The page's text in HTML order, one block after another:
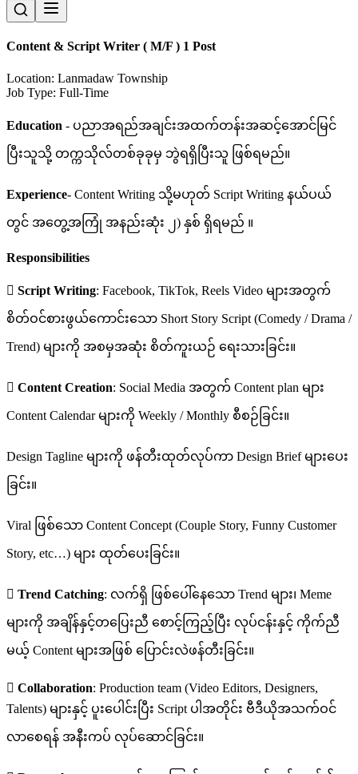
Content & Script Writer ( M/F ) 1 Post
Location: Lanmadaw Township
Job Type: Full-Time
Education - ပညာအရည်အချင်းအထက်တန်းအဆင့်အောင်မြင်
ပြီးသူသို့ တက္ကသိုလ်တစ်ခုခုမှ ဘွဲရရှိပြီးသူ ဖြစ်ရမည်။
Experience- Content Writing သို့မဟုတ် Script Writing နယ်ပယ်
တွင် အတွေ့အကြုံ အနည်းဆုံး ၂) နှစ် ရှိရမည် ။
Responsibilities
 Script Writing: Facebook, TikTok, Reels Video များအတွက်
စိတ်ဝင်စားဖွယ်ကောင်းသော Short Story Script (Comedy / Drama /
Trend) များကို အစမှအဆုံး စိတ်ကူးယဉ် ရေးသားခြင်း။
 Content Creation: Social Media အတွက် Content plan များ
Content Calendar များကို Weekly / Monthly စီစဉ်ခြင်း။
Design Tagline များကို ဖန်တီးထုတ်လုပ်ကာ Design Brief များပေး
ခြင်း။
Viral ဖြစ်သော Content Concept (Couple Story, Funny Customer
Story, etc…) များ ထုတ်ပေးခြင်း။
 Trend Catching: လက်ရှိ ဖြစ်ပေါ်နေသော Trend များ၊ Meme
များကို အချိန်နှင့်တပြေးညီ စောင့်ကြည့်ပြီး လုပ်ငန်းနှင့် ကိုက်ညီ
မယ့် Content များအဖြစ် ပြောင်းလဲဖန်တီးခြင်း။
 Collaboration: Production team (Video Editors, Designers,
Talents) များနှင့် ပူးပေါင်းပြီး Script ပါအတိုင်း ဗီဒီယိုအသက်ဝင်
လာစေရန် အနီးကပ် လုပ်ဆောင်ခြင်း။